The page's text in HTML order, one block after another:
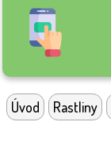
Úvod Rastliny